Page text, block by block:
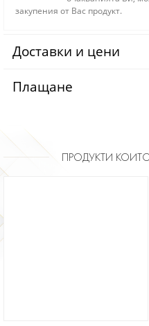
закупения от Вас продукт.
Доставки и цени
Плащане
ПРОДУКТИ